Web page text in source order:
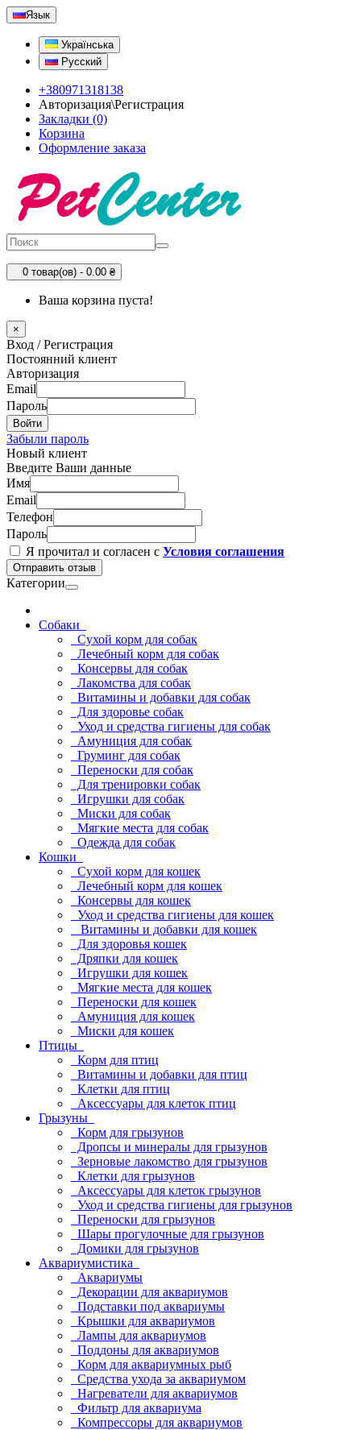
Язык
Українська
Русский
+380971318138
Авторизация\Регистрация
Закладки (0)
Корзина
Оформление заказа
0 товар(ов) - 0.00 ₴
Ваша корзина пуста!
×
Вход / Регистрация
Постоянний клиент
Авторизация
Email
Пароль
Войти
Забыли пароль
Новый клиент
Введите Ваши данные
Имя
Email
Телефон
Пароль
Я прочитал и согласен с Условия соглашения
Отправить отзыв
Категории
Собаки
Сухой корм для собак
Лечебный корм для собак
Консервы для собак
Лакомства для собак
Витамины и добавки для собак
Для здоровье собак
Уход и средства гигиены для собак
Амуниция для собак
Груминг для собак
Переноски для собак
Для тренировки собак
Игрушки для собак
Миски для собак
Мягкие места для собак
Одежда для собак
Кошки
Сухой корм для кошек
Лечебный корм для кошек
Консервы для кошек
Уход и средства гигиены для кошек
Витамины и добавки для кошек
Для здоровья кошек
Дряпки для кошек
Игрушки для кошек
Мягкие места для кошек
Переноски для кошек
Амуниция для кошек
Миски для кошек
Птицы
Корм для птиц
Витамины и добавки для птиц
Клетки для птиц
Аксессуары для клеток птиц
Грызуны
Корм для грызунов
Дропсы и минералы для грызунов
Зерновые лакомство для грызунов
Клетки для грызунов
Аксессуары для клеток грызунов
Уход и средства гигиены для грызунов
Переноски для грызунов
Шары прогулочные для грызунов
Домики для грызунов
Аквариумистика
Аквариумы
Декорации для аквариумов
Подставки под аквариумы
Крышки для аквариумов
Лампы для аквариумов
Поддоны для аквариумов
Корм для аквариумных рыб
Средства ухода за аквариумом
Нагреватели для аквариумов
Фильтр для аквариума
Компрессоры для аквариумов